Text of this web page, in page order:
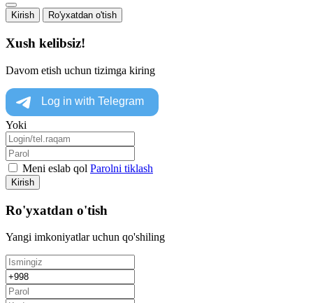
Kirish Ro'yxatdan o'tish
Xush kelibsiz!
Davom etish uchun tizimga kiring
Yoki
Meni eslab qol Parolni tiklash
Kirish
Ro'yxatdan o'tish
Yangi imkoniyatlar uchun qo'shiling